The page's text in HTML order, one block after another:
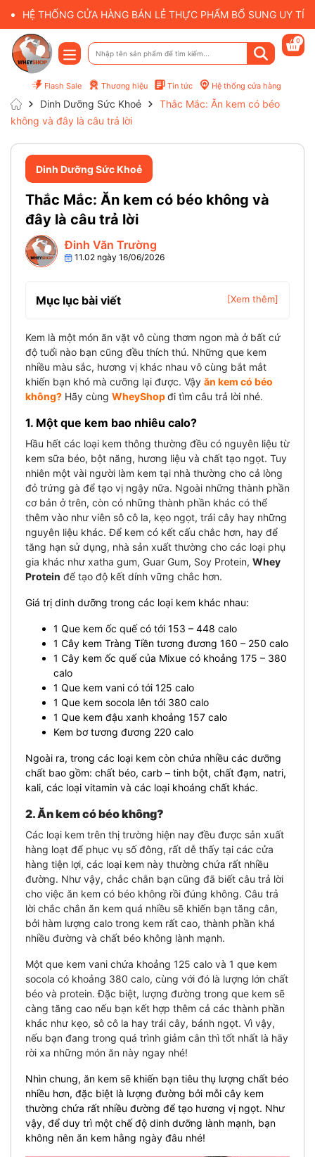
HỆ THỐNG CỬA HÀNG BÁN LẺ THỰC PHẨM BỔ SUNG UY
Flash Sale Thương hiệu Tin tức Hệ thống cửa hàng
0
Dinh Dưỡng Sức Khoẻ
Thắc Mắc: Ăn kem có béo
không và đây là câu trả lời
Dinh Dưỡng Sức Khoẻ
Thắc Mắc: Ăn kem có béo không và
đây là câu trả lời
Đinh Văn Trường
11.02 ngày 16/06/2026
Mục lục bài viết [Xem thêm]
Kem là một món ăn vặt vô cùng thơm ngon mà ở bất cứ
độ tuổi nào bạn cũng đều thích thú. Những que kem
nhiều màu sắc, hương vị khác nhau vô cùng bắt mắt
khiến bạn khó mà cưỡng lại được. Vậy ăn kem có béo
không? Hãy cùng WheyShopđi tìm câu trả lời nhé.
1. Một que kem bao nhiêu calo?
Hầu hết các loại kem thông thường đều có nguyên liệu từ
kem sữa béo, bột năng, hương liệu và chất tạo ngọt. Tuy
nhiên một vài người làm kem tại nhà thường cho cả lòng
đỏ trứng gà để tạo vị ngậy nữa. Ngoài những thành phần
cơ bản ở trên, còn có những thành phần khác có thể
thêm vào như viên sô cô la, kẹo ngọt, trái cây hay những
nguyên liệu khác. Để kem có kết cấu chắc hơn, hay để
tăng hạn sử dụng, nhà sản xuất thường cho các loại phụ
gia khác như xatha gum, Guar Gum, Soy Protein, Whey
Protein để tạo độ kết dính vững chắc hơn.
Giá trị dinh dưỡng trong các loại kem khác nhau:
1 Que kem ốc quế có tới 153 – 448 calo
1 Cây kem Tràng Tiền tương đương 160 – 250 calo
1 Cây kem ốc quế của Mixue có khoảng 175 – 380
calo
1 Que kem vani có tới 125 calo
1 Que kem socola lên tới 380 calo
1 Que kem đậu xanh khoảng 157 calo
Kem bơ tương đương 220 calo
Ngoài ra, trong các loại kem còn chứa nhiều các dưỡng
chất bao gồm: chất béo, carb – tinh bột, chất đạm, natri,
kali, các loại vitamin và các loại khoáng chất khác.
2. Ăn kem có béo không?
Các loại kem trên thị trường hiện nay đều được sản xuất
hàng loạt để phục vụ số đông, rất dễ thấy tại các cửa
hàng tiện lợi, các loại kem này thường chứa rất nhiều
đường. Như vậy, chắc chắn bạn cũng đã biết câu trả lời
cho việc ăn kem có béo không rồi đúng không. Câu trả
lời chắc chắn ăn kem quá nhiều sẽ khiến bạn tăng cân,
bởi hàm lượng calo trong kem rất cao, thành phần khá
nhiều đường và chất béo không lành mạnh.
Một que kem vani chứa khoảng 125 calo và 1 que kem
socola có khoảng 380 calo, cùng với đó là lượng lớn chất
béo và protein. Đặc biệt, lượng đường trong que kem sẽ
càng tăng cao nếu bạn kết hợp thêm cả các thành phần
khác như kẹo, sô cô la hay trái cây, bánh ngọt. Vì vậy,
nếu bạn đang trong quá trình giảm cân thì tốt nhất là hãy
rời xa những món ăn này ngay nhé!
Nhìn chung, ăn kem sẽ khiến bạn tiêu thụ lượng chất béo
nhiều hơn, đặc biệt là lượng đường bởi mỗi cây kem
thường chứa rất nhiều đường để tạo hương vị ngọt. Như
vậy, để duy trì một chế độ dinh dưỡng lành mạnh, bạn
không nên ăn kem hằng ngày đâu nhé!